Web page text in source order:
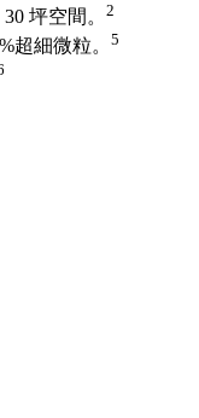
坪空間。 2
超細微粒。 5